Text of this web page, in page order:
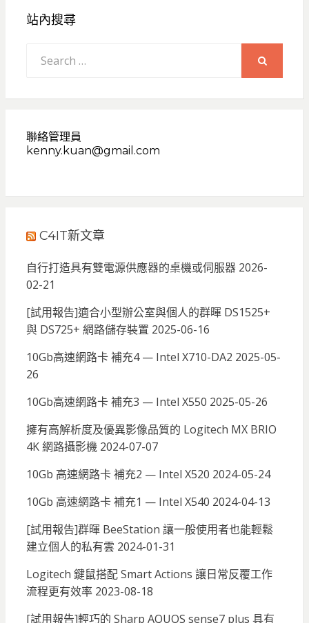
站內搜尋
for:
聯絡管理員
kenny.kuan@gmail.com
C4IT新文章
自行打造具有雙電源供應器的桌機或伺服器 2026-
02-21
[試用報告]適合小型辦公室與個人的群暉 DS1525+
與 DS725+ 網路儲存裝置 2025-06-16
10Gb高速網路卡 補充4 — Intel X710-DA2 2025-05-
26
10Gb高速網路卡 補充3 — Intel X550 2025-05-26
擁有高解析度及優異影像品質的 Logitech MX BRIO
4K 網路攝影機 2024-07-07
10Gb 高速網路卡 補充2 — Intel X520 2024-05-24
10Gb 高速網路卡 補充1 — Intel X540 2024-04-13
[試用報告]群暉 BeeStation 讓一般使用者也能輕鬆
建立個人的私有雲 2024-01-31
Logitech 鍵鼠搭配 Smart Actions 讓日常反覆工作
流程更有效率 2023-08-18
[試用報告]輕巧的 Sharp AQUOS sense7 plus 具有